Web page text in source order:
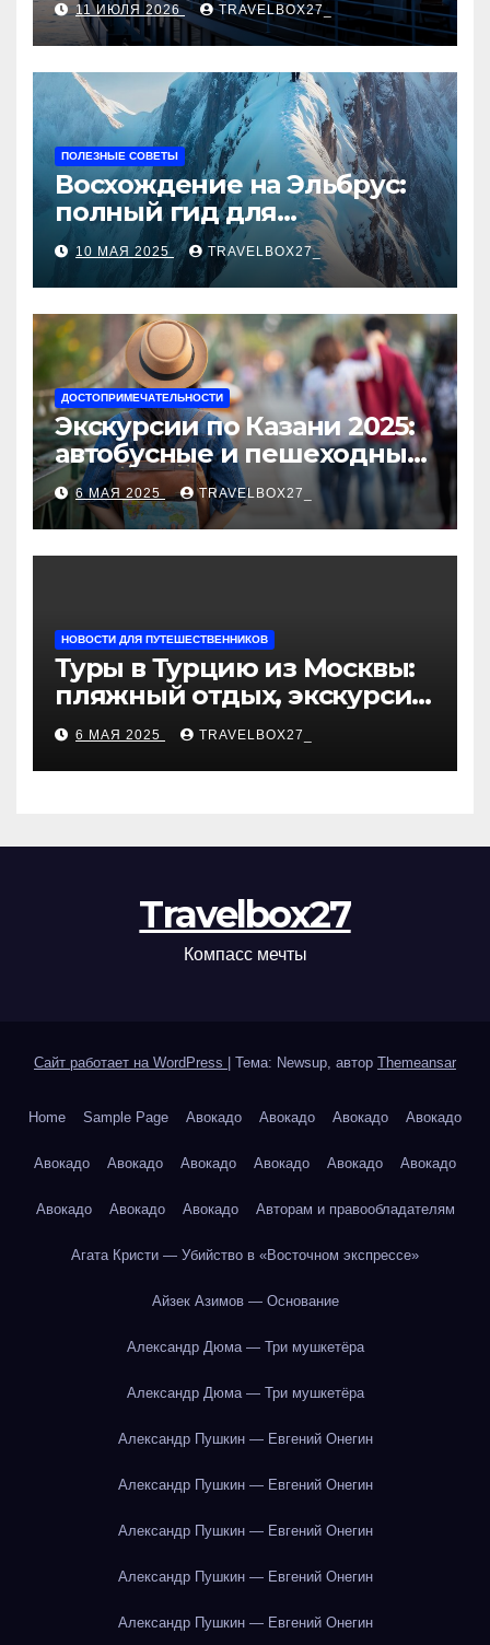
11 ИЮЛЯ 2026 TRAVELBOX27_
ПОЛЕЗНЫЕ СОВЕТЫ
Восхождение на Эльбрус:
полный гид для
покорителя высочайшей
вершины Европы
10 МАЯ 2025 TRAVELBOX27_
ДОСТОПРИМЕЧАТЕЛЬНОСТИ
Экскурсии по Казани 2025:
автобусные и пешеходные
туры от туроператора
«Казан360»
6 МАЯ 2025 TRAVELBOX27_
НОВОСТИ ДЛЯ ПУТЕШЕСТВЕННИКОВ
Туры в Турцию из Москвы:
пляжный отдых, экскурсии
и лучшие курорты
6 МАЯ 2025 TRAVELBOX27_
Travelbox27
Компасс мечты
Сайт работает на WordPress Тема: Newsup, автор Themeansar
Home Sample Page Авокадо Авокадо Авокадо Авокадо
Авокадо Авокадо Авокадо Авокадо Авокадо Авокадо
Авокадо Авокадо Авокадо Авторам и правообладателям
Агата Кристи — Убийство в «Восточном экспрессе»
Айзек Азимов — Основание
Александр Дюма — Три мушкетёра
Александр Дюма — Три мушкетёра
Александр Пушкин — Евгений Онегин
Александр Пушкин — Евгений Онегин
Александр Пушкин — Евгений Онегин
Александр Пушкин — Евгений Онегин
Александр Пушкин — Евгений Онегин